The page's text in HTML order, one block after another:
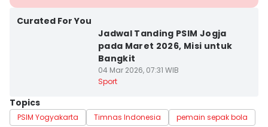
Curated For You
Jadwal Tanding PSIM Jogja
pada Maret 2026, Misi untuk
Bangkit
04 Mar 2026, 07:31 WIB
Sport
Topics
PSIM Yogyakarta Timnas Indonesia pemain sepak bola